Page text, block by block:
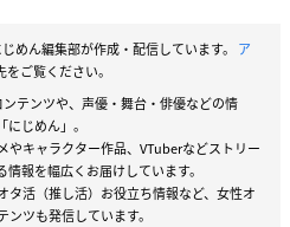
めん編集部が作成・配信しています。 ア
ご覧ください。
テンツや、声優・舞台・俳優などの情
じめん」。
やキャラクター作品、VTuberなどストリー
報を幅広くお届けしています。
タ活（推し活）お役立ち情報など、女性オ
ツも発信しています。